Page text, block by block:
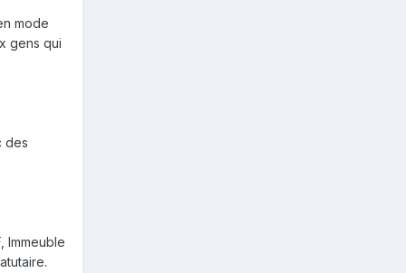
mode
gens qui
des
Immeuble